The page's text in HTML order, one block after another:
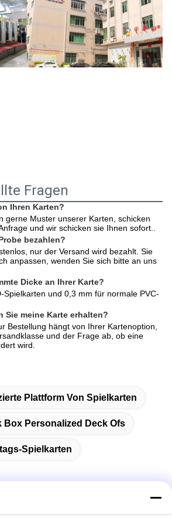
Fragen
Ihren Karten?
gerne Muster unserer Karten, schicken
und wir schicken sie Ihnen sofort.
bezahlen?
nur der Versand wird bezahlt. Sie
anpassen, wenden Sie sich bitte an uns
Dicke an Ihrer Karte?
Spielkarten und 0,3 mm für normale PVC-
Sie meine Karte erhalten?
Bestellung hängt von Ihrer Kartenoption,
und der Frage ab, ob eine
wird.
Plattform Von Spielkarten
Box Personalized Deck Ofs
Spielkarten